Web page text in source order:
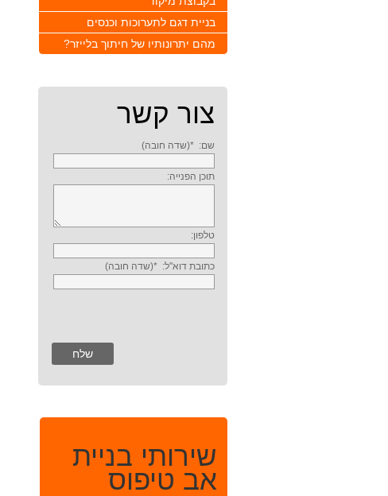
בניית דגם לתערוכות וכנסים
מהם יתרונותיו של חיתוך בלייזר?
צור קשר
שם: *(שדה חובה)
תוכן הפנייה:
טלפון:
כתובת דוא"ל: *(שדה חובה)
שירותי בניית
אב טיפוס